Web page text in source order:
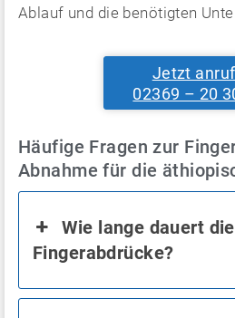
Ablauf und die benötigten
Jetzt
02369 – 20
Häufige Fragen zur
Abnahme für die
Wie lange dauert
Fingerabdrücke?